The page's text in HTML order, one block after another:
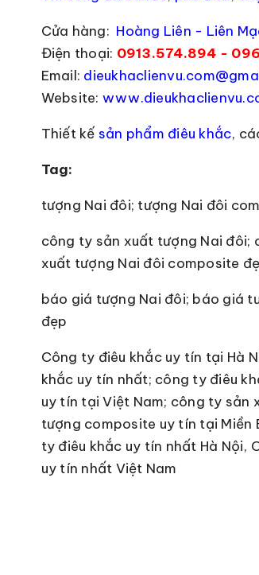
Cửa hàng: Hoàng Liên - Liên
Điện thoại: 0913.574.894 -
Email:
Website:
Thiết kế sản phẩm điêu khắc,
Tag:
tượng Nai đôi; tượng Nai đôi
công ty sản xuất tượng Nai
xuất tượng Nai đôi composite
báo giá tượng Nai đôi; báo giá
đẹp
Công ty điêu khắc uy tín tại Hà
khắc uy tín nhất; công ty điêu
uy tín tại Việt Nam; công ty
tượng composite uy tín tại
ty điêu khắc uy tín nhất Hà Nội,
uy tín nhất Việt Nam